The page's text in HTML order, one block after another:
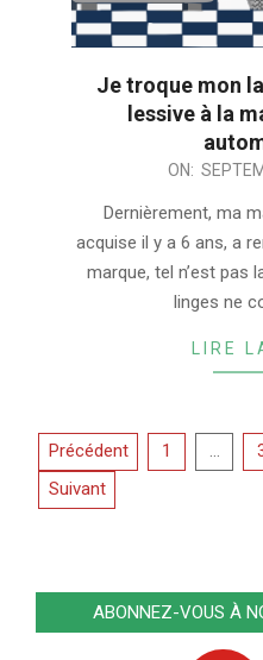
Je troque mon
lessive à la
ON:
Dernièrement, ma
acquise il y a 6 ans, a
marque, tel n’est pas
linges ne
LIRE
Pagination
des
Précédent 1 …
Suivant
ABONNEZ-VOUS À